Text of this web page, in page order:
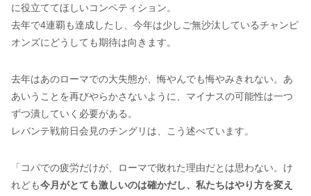
に役立ててほしいコンペティション。
去年で4連覇も達成したし、今年は少しご無沙汰しているチャンピ
オンズにどうしても期待は向きます。
去年はあのローマでの大失態が、悔やんでも悔やみきれない。あ
あいうことを再びやらかさないように、マイナスの可能性は一つ
ずつ潰していく必要がある。
レバンテ戦前日会見のチングリは、こう述べています。
「コパでの疲労だけが、ローマで敗れた理由だとは思わない。け
れども今月がとても激しいのは確かだし、私たちはやり方を変え